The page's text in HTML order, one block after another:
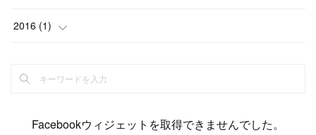
(8)
(7)
(10)
(13)
(15
(15)
(18
)
12
(22
)
(13)
(17)
(17)
(16)
(8)
2016 (1)
Facebookウィジェットを取得できませんでした。